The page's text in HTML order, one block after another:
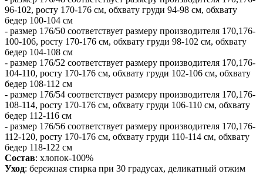
96-102, росту 170-176 см, обхвату груди 94-98 см, обхвату
бедер 100-104 см
- размер 176/50 соответствует размеру производителя 170,176-
100-106, росту 170-176 см, обхвату груди 98-102 см, обхвату
бедер 104-108 см
- размер 176/52 соответствует размеру производителя 170,176-
104-110, росту 170-176 см, обхвату груди 102-106 см, обхвату
бедер 108-112 см
- размер 176/54 соответствует размеру производителя 170,176-
108-114, росту 170-176 см, обхвату груди 106-110 см, обхвату
бедер 112-116 см
- размер 176/56 соответствует размеру производителя 170,176-
112-120, росту 170-176 см, обхвату груди 110-114 см, обхвату
бедер 118-122 см
Состав: хлопок-100%
Уход: бережная стирка при 30 градусах, деликатный отжим